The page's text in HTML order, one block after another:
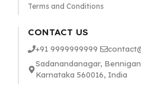
Terms and Conditions
CONTACT US
+91 9999999999
Sadanandanagar,
Karnataka 560016, India